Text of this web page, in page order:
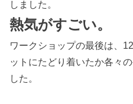
しました。
熱気がすごい。
ワークショップの最後は、
ットにたどり着いたか各々
した。